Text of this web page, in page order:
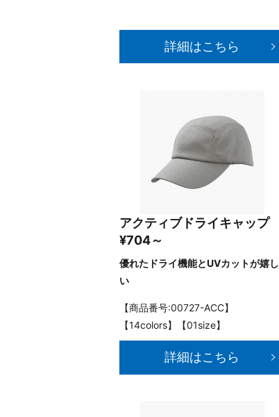
詳細はこちら
アクティブドライキャップ
¥704～
優れたドライ機能とUVカットが嬉し
い
【商品番号:00727-ACC】
【14colors】【01size】
詳細はこちら